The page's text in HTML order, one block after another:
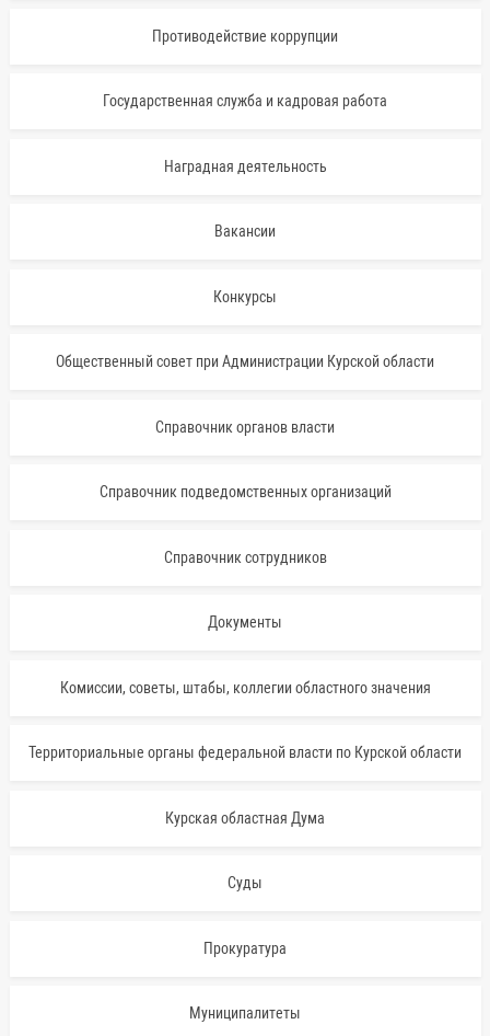
Противодействие коррупции
Государственная служба и кадровая работа
Наградная деятельность
Вакансии
Конкурсы
Общественный совет при Администрации Курской области
Справочник органов власти
Справочник подведомственных организаций
Справочник сотрудников
Документы
Комиссии, советы, штабы, коллегии областного значения
Территориальные органы федеральной власти по Курской области
Курская областная Дума
Суды
Прокуратура
Муниципалитеты